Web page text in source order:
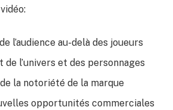
l’audience au-delà des joueurs
de l’univers et des personnages
la notoriété de la marque
opportunités commerciales